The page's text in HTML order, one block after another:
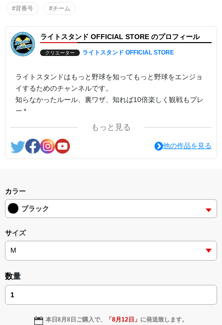
#背番号 #チーム
ライトスタンド OFFICIAL STORE のプロフィール
クリエーター ライトスタンド OFFICIAL STORE
ライトスタンドはもっと野球を知ってもっと野球をエンジョ
イするためのチャンネルです。
知らなかったルール、裏ワザ、知れば10倍楽しく観戦もプレ
ーも。
プロ野球、高校野球、少年野球、社会人野球、野球という野
もっと見る
他の作品を見る
カラー
ブラック
サイズ
数量
本日8月8日 ご購入で、 「8月12日 」 に発送致します。